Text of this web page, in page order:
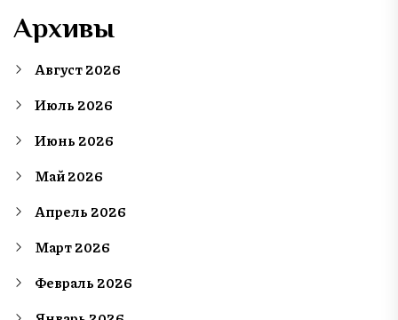
Архивы
Август 2026
Июль 2026
Июнь 2026
Май 2026
Апрель 2026
Март 2026
Февраль 2026